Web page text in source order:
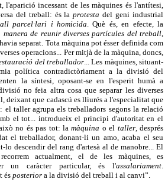
l'aparició incessant de les màquines és l'antítesi,
del treball: és laprotesta del geni industrial
parcel·lari i homicida. Què és, en efecte, la
manera de reunir diverses partícules del treball,
separat. Tota màquina pot ésser definida com
operacions... Per mitjà de la màquina, doncs,
del treballador... Les màquines, situant-
política contradictòriament a la divisió del
la síntesi, oposant-se en l'esperit humà a
no feia altra cosa que separar les diverses
deixant que cadascú es lliurés a l'especialitat que
el taller agrupa els treballadors segons la relació
el tot... introdueix el principi d'autoritat en el
no és pas tot: lamàquina o el taller, després
el treballador, donant-li un amo, acaba el seu
lo descendir del rang d'artesà al de manobre... El
actualment, el de les màquines, es
un caràcter particular, és l'assalariament.
ésposterior a la divisió del treball i al canvi”.